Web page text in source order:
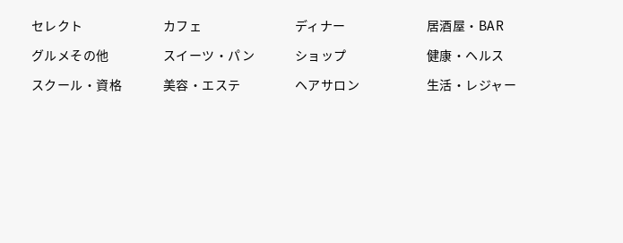
セレクト カフェ ディナー
居酒屋・BAR
グルメその他
スイーツ・パン ショップ
健康・ヘルス
スクール・資格
美容・エステ ヘアサロン 生活・レジャー